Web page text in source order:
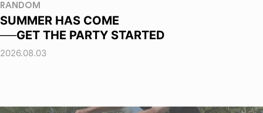
RANDOM
SUMMER HAS COME
──GET THE PARTY STARTED
2026.08.03